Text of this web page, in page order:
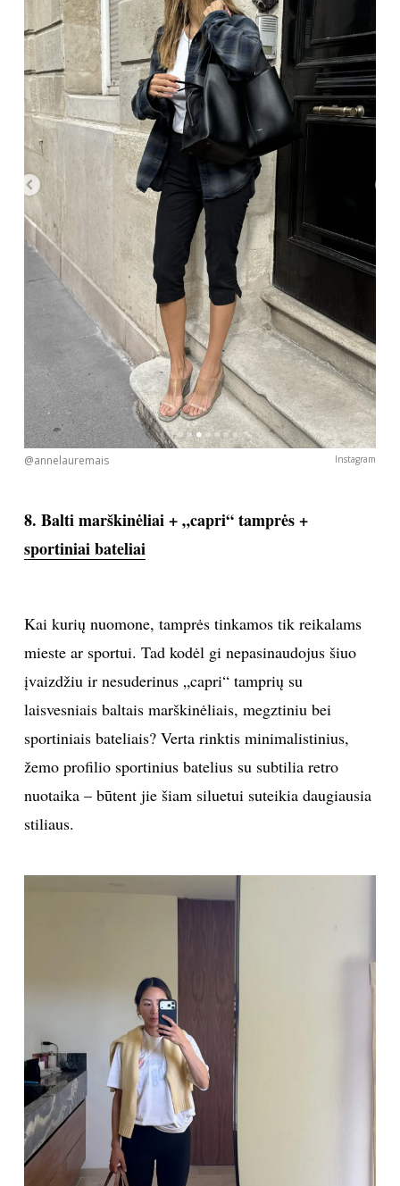
@annelauremais Instagram
8. Balti marškinėliai + „capri“ tamprės +
sportiniai bateliai
Kai kurių nuomone, tamprės tinkamos tik reikalams
mieste ar sportui. Tad kodėl gi nepasinaudojus šiuo
įvaizdžiu ir nesuderinus „capri“ tamprių su
laisvesniais baltais marškinėliais, megztiniu bei
sportiniais bateliais? Verta rinktis minimalistinius,
žemo profilio sportinius batelius su subtilia retro
nuotaika – būtent jie šiam siluetui suteikia daugiausia
stiliaus.